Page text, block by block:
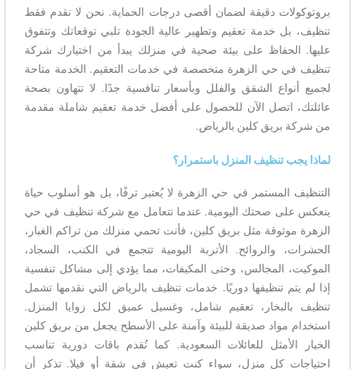
بروتوكولات دقيقة لضمان أقصى درجات الحماية. نحن لا نقدم فقط
تنظيف، بل خدمة تعقيم وتطهير عالية الجودة تلبي توقعاتك وتتفوق
عليها. الحفاظ على بيئة صحية في منزلك يبدأ من اختيارك شركة
تنظيف في حي الزهرة متخصصة في خدمات التعقيم. الخدمة متاحة
لجميع أنواع الشقق والفلل وبأسعار تنافسية جدًا. لا تتهاون بصحة
عائلتك، اتصل الآن للحصول على أفضل خدمة تعقيم شاملة مقدمة
من شركة بريق كلين بالرياض.
لماذا يجب تنظيف المنزل باستمرار؟
التنظيف المستمر في حي الزهرة لا يُعتبر ترفًا، بل هو أسلوب حياة
ينعكس على صحتك اليومية. عندما تتعامل مع شركة تنظيف في حي
الزهرة موثوقة مثل بريق كلين، فأنت تحمي منزلك من تراكم الغبار،
الحشرات، والروائح. الأتربة اليومية تتجمع في الكنب، السجاد،
الموكيت، المجالس، وحتى المكيفات، مما يؤدي إلى مشاكل تنفسية
إذا لم يتم تنظيفها دوريًا. خدمات تنظيف بالرياض التي نقدمها تشمل
تنظيف بالبخار، تعقيم شامل، وغسيل عميق لكل زوايا المنزل.
استخدام مواد صديقة للبيئة وآمنة على الأسطح يجعل من بريق كلين
الخيار الأمثل للعائلات السعودية. كما نُقدم باقات دورية تناسب
احتياجات كل منزل، سواء كنت تعيش في شقة أو فيلا. تذكر أن